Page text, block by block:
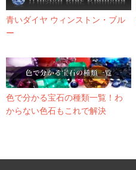
青いダイヤ ウィンストン・ブル
ー
色で分かる宝石の種類一覧！わ
からない色石もこれで解決